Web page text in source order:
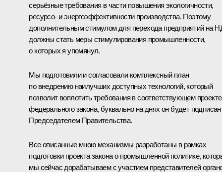
серьёзные требования в части повышения экологичности,
ресурсо- и энергоэффективности производства. Поэтому
дополнительным стимулом для перехода предприятий на
должны стать меры стимулирования промышленности,
о которых я упомянул.
Мы подготовили и согласовали комплексный план
по внедрению наилучших доступных технологий, который
позволит воплотить требования в соответствующем проекте
федерального закона, буквально на днях он будет подписан
Председателем Правительства.
Все описанные мною механизмы разработаны в рамках
подготовки проекта закона о промышленной политике,
мы сейчас дорабатываем с участием представителей